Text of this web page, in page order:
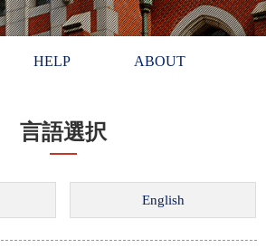
HELP ABOUT
言語選択